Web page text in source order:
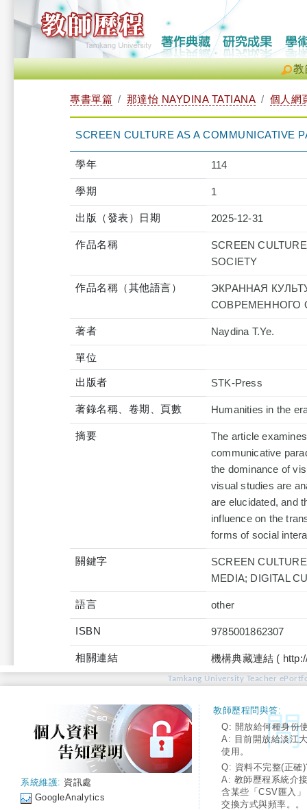
教
專書單篇 那達怡 NAYDINA TATIANA 個人網
SCREEN CULTURE AS A COMMUNICATIVE
學年 114
學期 1
出版（發表）日期 2025-12-31
作品名稱
SCREEN
SOCIETY
作品名稱（其他語言）
ЭКРАННАЯ
СОВРЕМЕННОГО
著者 Naydina T.Ye.
單位
出版者 STK-Press
著錄名稱、卷期、頁數 Humanities in the
摘要
The article
communicative
the dominance of
visual studies are
are elucidated, and
influence on the
forms of social
關鍵字
SCREEN
MEDIA; DIGITAL
語言 other
ISBN 9785001862307
相關連結 機構典藏連結 (
Tamkang University Teacher
系統維護: 資訊處
GoogleAnalytics
教師歷程問與答:
Q: 開放給何種身份
A: 目前開放給淡江
使用。
Q: 資料不完整(正確
A: 教師歷程系統介
含某些「CSV匯入
交換方式與頻率。。